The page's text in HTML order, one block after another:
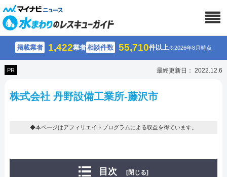
掲載業者 1,422業者相談件数 55,710件以上※2026年8月時点
PR 最終更新日： 2022.12.6
株式会社 丹野設備工業所-藤沢市
◆本ページはアフィリエイトプログラムによる収益を得ています。
目次 [閉じる]